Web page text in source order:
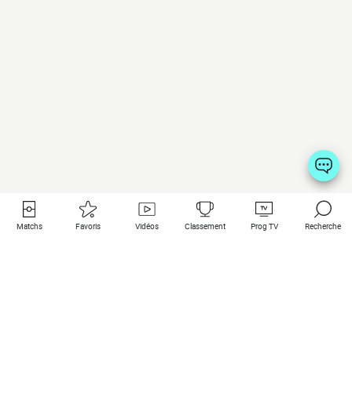
Matchs Favoris Vidéos Classement Prog TV Recherche